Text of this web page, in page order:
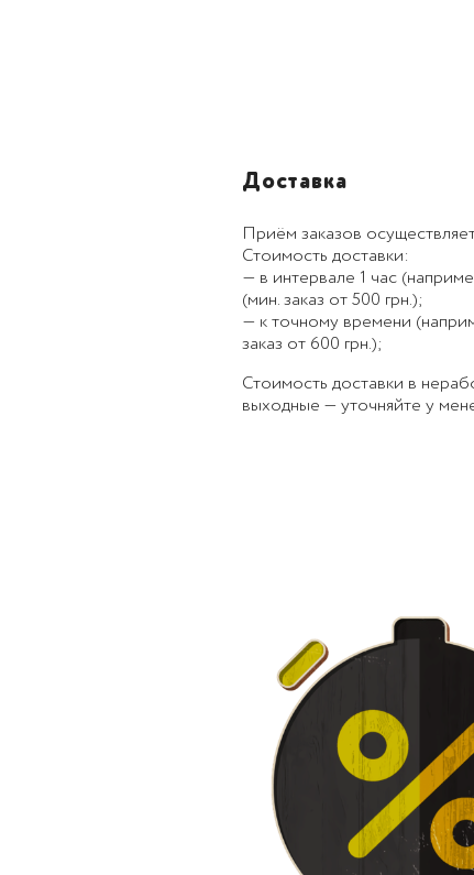
Доставка
Приём заказов
Стоимость доставки:
— в интервале 1 час
(мин. заказ от 500 грн.);
— к точному времени
заказ от 600 грн.);
Стоимость доставки в
выходные — уточняйте у